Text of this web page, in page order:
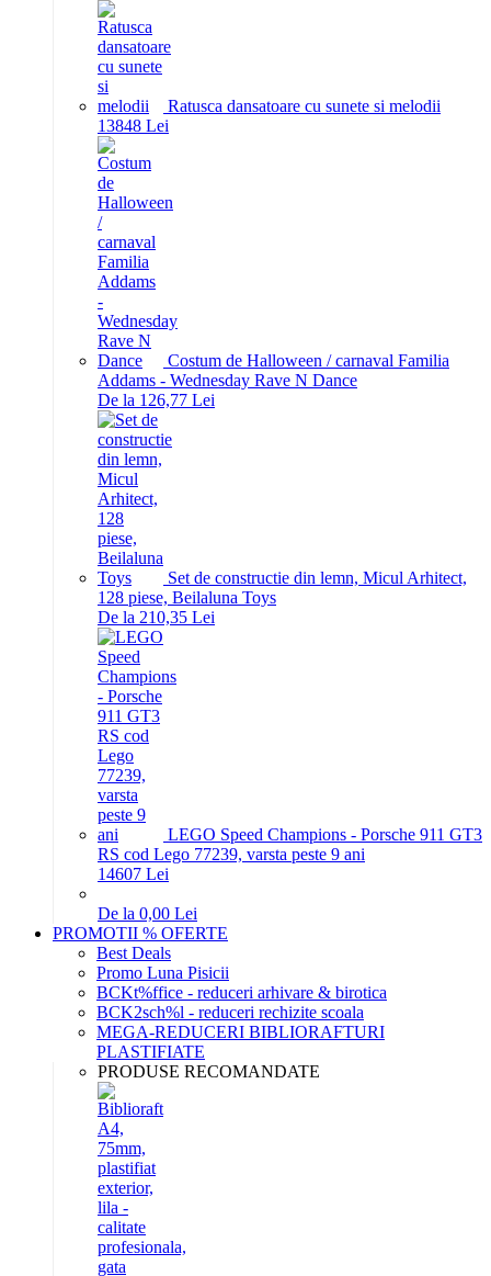
Ratusca dansatoare cu sunete si melodii
13848 Lei
Costum de Halloween / carnaval Familia
Addams - Wednesday Rave N Dance
De la 126,77 Lei
Set de constructie din lemn, Micul Arhitect,
128 piese, Beilaluna Toys
De la 210,35 Lei
LEGO Speed Champions - Porsche 911 GT3
RS cod Lego 77239, varsta peste 9 ani
14607 Lei
De la 0,00 Lei
PROMOTII % OFERTE
Best Deals
Promo Luna Pisicii
BCKt%ffice - reduceri arhivare & birotica
BCK2sch%l - reduceri rechizite scoala
MEGA-REDUCERI BIBLIORAFTURI
PLASTIFIATE
PRODUSE RECOMANDATE